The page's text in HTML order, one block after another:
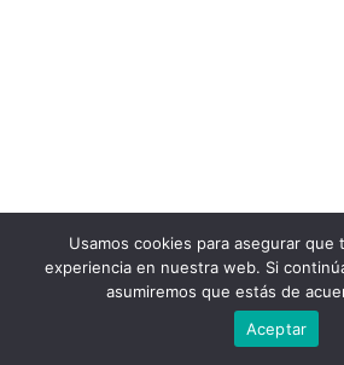
Usamos cookies para asegurar que
experiencia en nuestra web. Si
asumiremos que estás de
Aceptar